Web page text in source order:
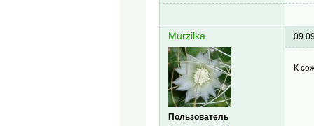
Murzilka
Пользователь
К